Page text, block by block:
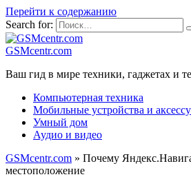
Перейти к содержанию
Search for:
GSMcentr.com
Ваш гид в мире техники, гаджетах и
Компьютерная техника
Мобильные устройства и
Умный дом
Аудио и видео
GSMcentr.com » Почему
местоположение